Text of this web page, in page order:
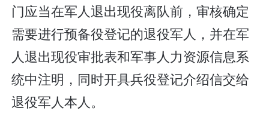
门应当在军人退出现役离队前，审核确定
需要进行预备役登记的退役军人，并在军
人退出现役审批表和军事人力资源信息系
统中注明，同时开具兵役登记介绍信交给
退役军人本人。